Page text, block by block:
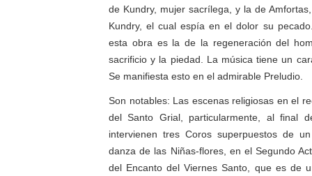
de Kundry, mujer sacrílega, y la de
Kundry, el cual espía en el dolor su
esta obra es la de la regeneración del
sacrificio y la piedad. La música tiene un
Se manifiesta esto en el admirable Preludio.
Son notables: Las escenas religiosas en el
del Santo Grial, particularmente, al final
intervienen tres Coros superpuestos de
danza de las Niñas-flores, en el Segundo
del Encanto del Viernes Santo, que es de